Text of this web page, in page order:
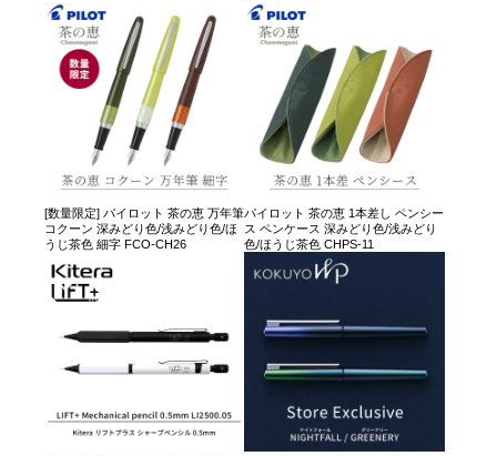
[数量限定] パイロット 茶の恵 万年筆
コクーン 深みどり色/浅みどり色/ほ
うじ茶色 細字 FCO-CH26
パイロット 茶の恵 1本差し ペンシー
ス ペンケース 深みどり色/浅みどり
色/ほうじ茶色 CHPS-11